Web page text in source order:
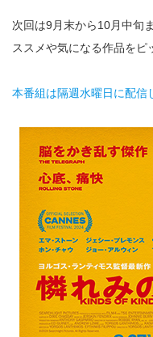
次回は9月末から10月中旬
ススメや気になる作品をピ
本番組は隔週水曜日に配信